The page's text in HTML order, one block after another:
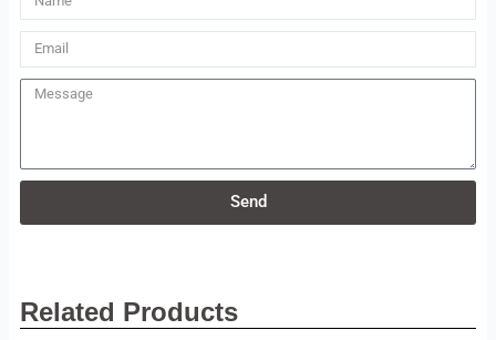
Email
Message
Send
Related Products